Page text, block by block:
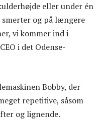
eller under én
smerter og på længere
vi kommer ind i
i det Odense-
Bobby, der
repetitive, såsom
og lignende.